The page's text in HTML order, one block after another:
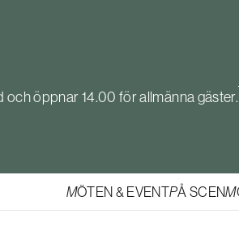
öppnar 14.00 för allmänna gäster.
MÖTEN & EVENT PÅ SCEN